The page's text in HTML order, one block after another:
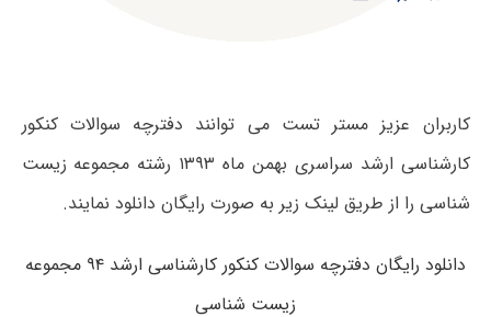
کاربران عزیز مستر تست می توانند دفترچه سوالات کنکور
کارشناسی ارشد سراسری بهمن ماه ۱۳۹۳ رشته مجموعه زیست
شناسی را از طریق لینک زیر به صورت رایگان دانلود نمایند.
دانلود رایگان دفترچه سوالات کنکور کارشناسی ارشد ۹۴ مجموعه
زیست شناسی